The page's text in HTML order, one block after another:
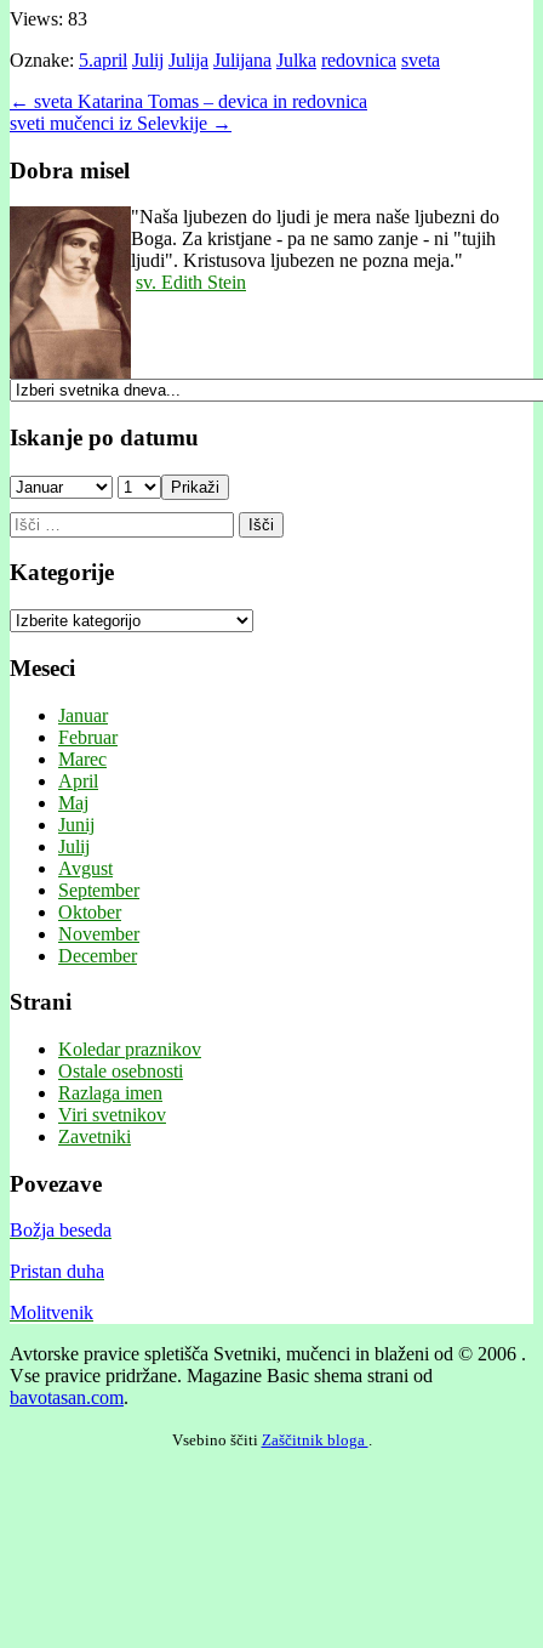
Views: 83
Oznake: 5.april Julij Julija Julijana Julka redovnica sveta
Post
navigation
← sveta Katarina Tomas – devica in redovnica
sveti mučenci iz Selevkije →
Dobra misel
"Naša ljubezen do ljudi je mera naše ljubezni do
Boga. Za kristjane - pa ne samo zanje - ni "tujih
ljudi". Kristusova ljubezen ne pozna meja."
sv. Edith Stein
Iskanje po datumu
Prikaži
Išči:
Kategorije
Kategorije
Meseci
Januar
Februar
Marec
April
Maj
Junij
Julij
Avgust
September
Oktober
November
December
Strani
Koledar praznikov
Ostale osebnosti
Razlaga imen
Viri svetnikov
Zavetniki
Povezave
Božja beseda
Pristan duha
Molitvenik
Avtorske pravice spletišča Svetniki, mučenci in blaženi od © 2006 .
Vse pravice pridržane. Magazine Basic shema strani od
bavotasan.com.
Vsebino ščiti Zaščitnik bloga .